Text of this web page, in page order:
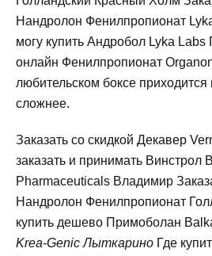
Нандролон Фенилпропионат
могу купить Андробол Lyka Labs
онлайн Фенилпропионат
любительском боксе приходится
сложнее.
Заказать со скидкой Декавер
заказать и принимать Винстрол
Pharmaceuticals Владимир
Нандролон Фенилпропионат
купить дешево Примоболан
Krea-Genic Лыткарино Где